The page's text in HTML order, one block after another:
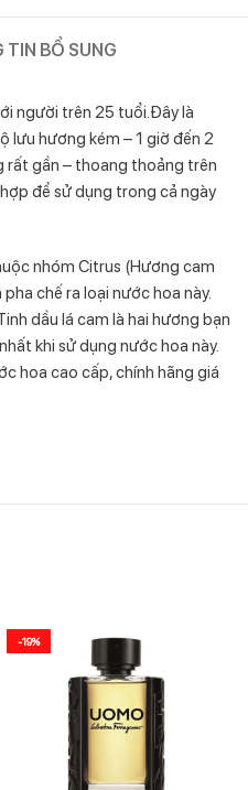
TIN BỔ SUNG
người trên 25 tuổi.Đây là
lưu hương kém – 1 giờ đến 2
rất gần – thoang thoảng trên
để sử dụng trong cả ngày
nhóm Citrus (Hương cam
chế ra loại nước hoa này.
dầu lá cam là hai hương bạn
khi sử dụng nước hoa này.
-19%